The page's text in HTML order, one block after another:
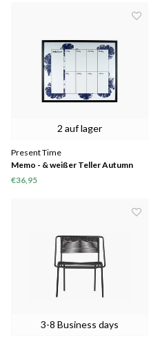
2 auf lager
Present Time
Memo - & weißer Teller Autumn
Sense, nur noch 3 übrig
€36,95
3-8 Business days